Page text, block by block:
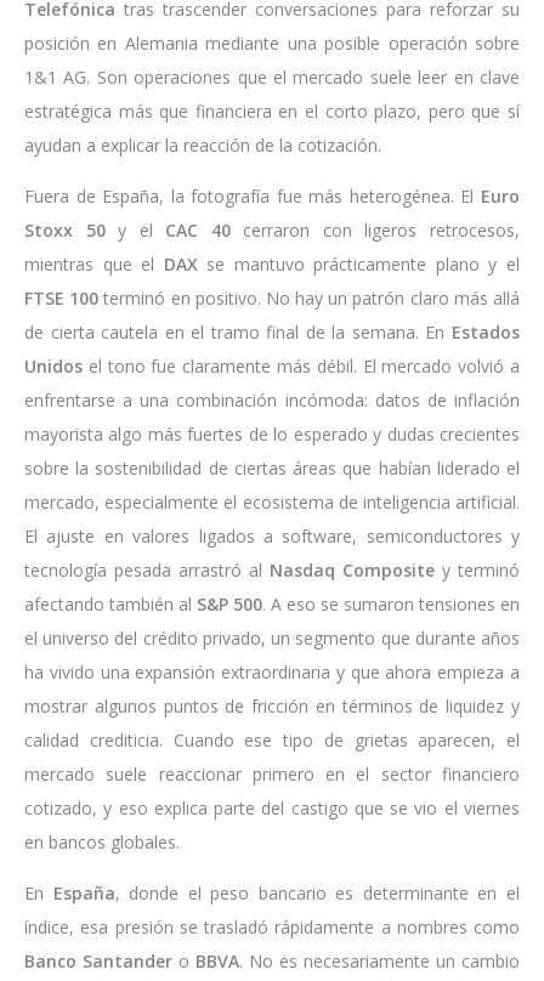
Telefónica tras trascender conversaciones para reforzar su
posición en Alemania mediante una posible operación sobre
1&1 AG. Son operaciones que el mercado suele leer en clave
estratégica más que financiera en el corto plazo, pero que sí
ayudan a explicar la reacción de la cotización.
Fuera de España, la fotografía fue más heterogénea. El Euro
Stoxx 50 y el CAC 40 cerraron con ligeros retrocesos,
mientras que el DAX se mantuvo prácticamente plano y el
FTSE 100 terminó en positivo. No hay un patrón claro más allá
de cierta cautela en el tramo final de la semana. En Estados
Unidos el tono fue claramente más débil. El mercado volvió a
enfrentarse a una combinación incómoda: datos de inflación
mayorista algo más fuertes de lo esperado y dudas crecientes
sobre la sostenibilidad de ciertas áreas que habían liderado el
mercado, especialmente el ecosistema de inteligencia artificial.
El ajuste en valores ligados a software, semiconductores y
tecnología pesada arrastró al Nasdaq Composite y terminó
afectando también al S&P 500. A eso se sumaron tensiones en
el universo del crédito privado, un segmento que durante años
ha vivido una expansión extraordinaria y que ahora empieza a
mostrar algunos puntos de fricción en términos de liquidez y
calidad crediticia. Cuando ese tipo de grietas aparecen, el
mercado suele reaccionar primero en el sector financiero
cotizado, y eso explica parte del castigo que se vio el viernes
en bancos globales.
En España, donde el peso bancario es determinante en el
índice, esa presión se trasladó rápidamente a nombres como
Banco Santander o BBVA. No es necesariamente un cambio